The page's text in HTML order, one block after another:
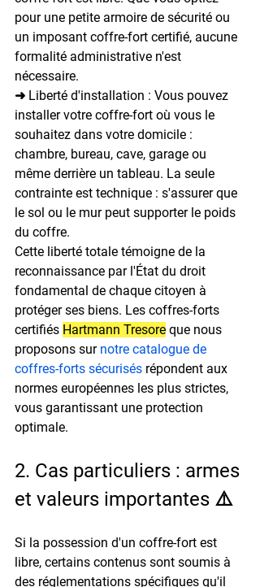
pour une petite armoire de sécurité ou
un imposant coffre-fort certifié, aucune
formalité administrative n'est
nécessaire.
➜ Liberté d'installation : Vous pouvez
installer votre coffre-fort où vous le
souhaitez dans votre domicile :
chambre, bureau, cave, garage ou
même derrière un tableau. La seule
contrainte est technique : s'assurer que
le sol ou le mur peut supporter le poids
du coffre.
Cette liberté totale témoigne de la
reconnaissance par l'État du droit
fondamental de chaque citoyen à
protéger ses biens. Les coffres-forts
certifiés Hartmann Tresore que nous
proposons sur notre catalogue de
coffres-forts sécurisés répondent aux
normes européennes les plus strictes,
vous garantissant une protection
optimale.
2. Cas particuliers : armes
et valeurs importantes ⚠️
Si la possession d'un coffre-fort est
libre, certains contenus sont soumis à
des réglementations spécifiques qu'il